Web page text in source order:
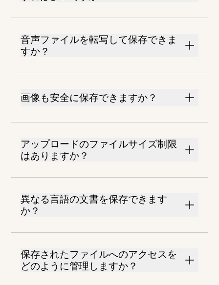
音声ファイルを転写して保存できま
すか？
画像も安全に保存できますか？
アップロードのファイルサイズ制限
はありますか？
異なる言語の文書を保存できます
か？
保存されたファイルへのアクセスを
どのように管理しますか？